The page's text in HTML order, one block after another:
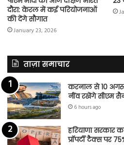
दौरा: केरल में कई परियोजनाओं
की देंगे सौगात
January 23, 2026
ताज़ा समाचार
करनाल से 10 अगस्त
नींव रखेंगे सीएम
6 hours ago
हरियाणा सरकार
प्रॉपर्टी टैक्स पर